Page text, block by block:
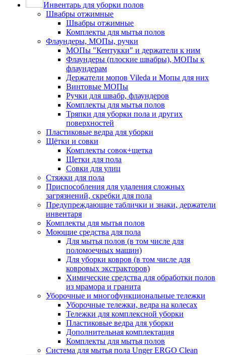
Инвентарь для уборки полов
Швабры отжимные
Швабры отжимные
Комплекты для мытья полов
Флаундеры, МОПы, ручки
МОПы "Кентукки" и держатели к ним
Флаундеры (плоские швабры), МОПы к
флаундерам
Держатели мопов Vileda и Мопы для них
Винтовые МОПы
Ручки для швабр, флаундеров
Комплекты для мытья полов
Тряпки для уборки пола и других
поверхностей
Пластиковые ведра для уборки
Щётки и совки
Комплекты совок+щетка
Щетки для пола
Совки для улиц
Стяжки для пола
Приспособления для удаления сложных
загрязнений, скребки для пола
Предупреждающие таблички и знаки, держатели
инвентаря
Комплекты для мытья полов
Моющие средства для пола
Для мытья полов (в том числе для
поломоечных машин)
Для уборки ковров (в том числе для
ковровых экстракторов)
Химические средства для обработки полов
из мрамора и гранита
Уборочные и многофункциональные тележки
Уборочные тележки, ведра на колесах
Тележки для комплексной уборки
Пластиковые ведра для уборки
Дополнительная комплектация
Комплекты для мытья полов
Система для мытья пола Unger ERGO Clean